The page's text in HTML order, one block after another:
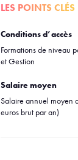
LES POINTS CLÉS
Conditions d’accès
Formations de niveau
et Gestion
Salaire moyen
Salaire annuel
euros brut par an)